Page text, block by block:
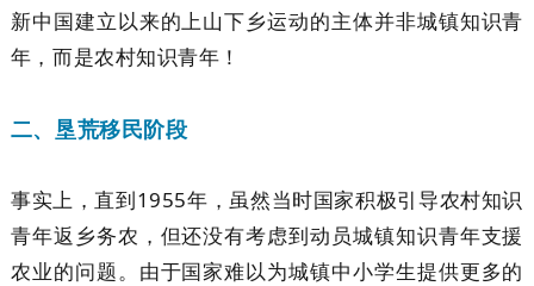
新中国建立以来的上山下乡运动的主体并非城镇知识青
年，而是农村知识青年！
二、垦荒移民阶段
事实上，直到1955年，虽然当时国家积极引导农村知识
青年返乡务农，但还没有考虑到动员城镇知识青年支援
农业的问题。由于国家难以为城镇中小学生提供更多的